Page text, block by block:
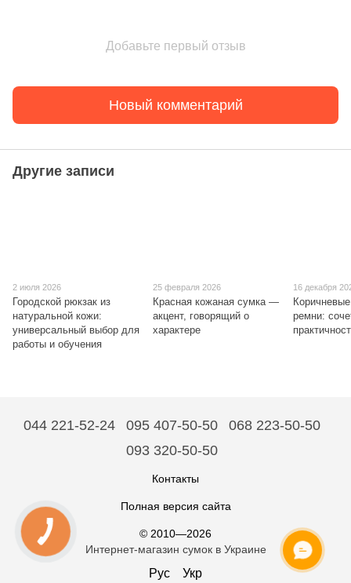
Добавьте первый отзыв
Новый комментарий
Другие записи
2 июля 2026
Городской рюкзак из
натуральной кожи:
универсальный выбор для
работы и обучения
25 февраля 2026
Красная кожаная сумка —
акцент, говорящий о
характере
16 декабря
ремни:
044 221-52-24 095 407-50-50
068 223-50-50
093 320-50-50
Контакты
Полная версия сайта
© 2010—2026
Интернет-магазин сумок в Украине
Рус Укр
ОНЛАЙН ЧАТ